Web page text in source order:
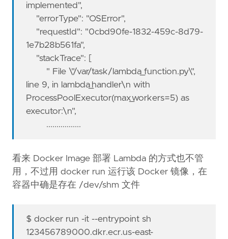
implemented",
"errorType": "OSError",
"requestId": "0cbd90fe-1832-459c-8d79-
1e7b28b561fa",
"stackTrace": [
" File \"/var/task/lambda_function.py\",
line 9, in lambda_handler\n with
ProcessPoolExecutor(max_workers=5) as
executor:\n",
.................
看来 Docker Image 部署 Lambda 的方式也不管
用，不过用 docker run 运行该 Docker 镜像，在
容器中确是存在 /dev/shm 文件
$ docker run -it --entrypoint sh
123456789000.dkr.ecr.us-east-